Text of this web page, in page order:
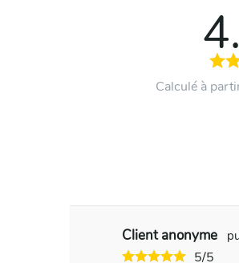
Calculé à
Client anonyme
5/5